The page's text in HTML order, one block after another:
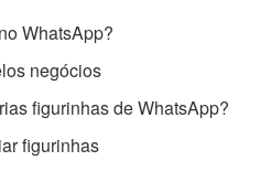
WhatsApp?
negócios
figurinhas de WhatsApp?
figurinhas